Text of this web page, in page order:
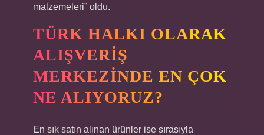
malzemeleri” oldu.
TÜRK HALKI OLARAK
ALIŞVERIŞ
MERKEZINDE EN ÇOK
NE ALIYORUZ?
En sık satın alınan ürünler ise sırasıyla